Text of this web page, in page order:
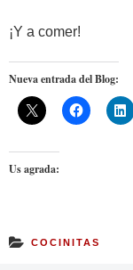
¡Y a comer!
Nueva entrada del Blog:
Us agrada:
COCINITAS